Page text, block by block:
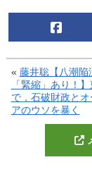
« 藤井聡【八潮陥
「緊縮」あり！
で，石破財政とオ
アのウソを暴く